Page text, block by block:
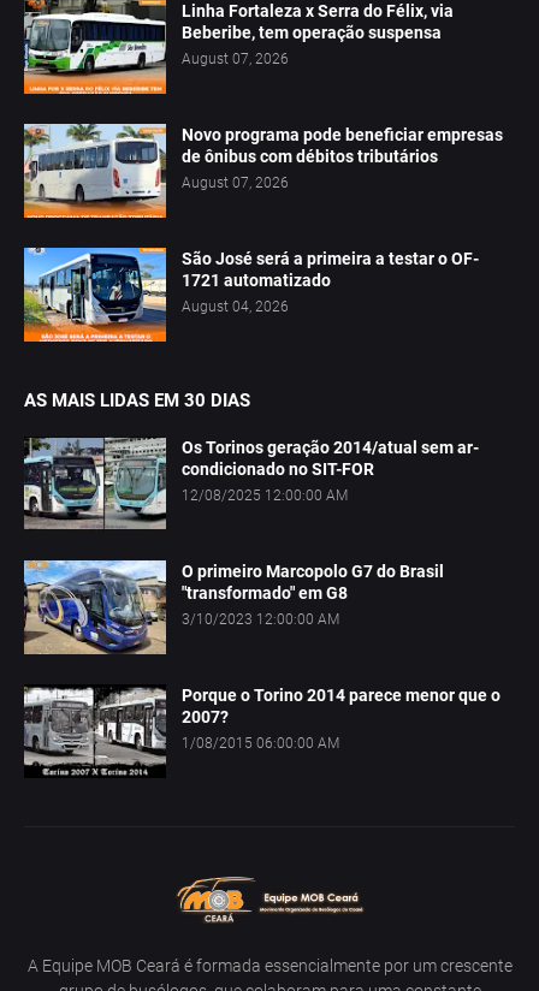
Linha Fortaleza x Serra do Félix, via
Beberibe, tem operação suspensa
August 07, 2026
Novo programa pode beneficiar empresas
de ônibus com débitos tributários
August 07, 2026
São José será a primeira a testar o OF-
1721 automatizado
August 04, 2026
AS MAIS LIDAS EM 30 DIAS
Os Torinos geração 2014/atual sem ar-
condicionado no SIT-FOR
12/08/2025 12:00:00 AM
O primeiro Marcopolo G7 do Brasil
"transformado" em G8
3/10/2023 12:00:00 AM
Porque o Torino 2014 parece menor que o
2007?
1/08/2015 06:00:00 AM
A Equipe MOB Ceará é formada essencialmente por um crescente